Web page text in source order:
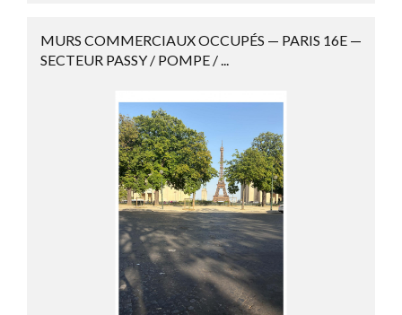
MURS COMMERCIAUX OCCUPÉS — PARIS 16E —
SECTEUR PASSY / POMPE / ...